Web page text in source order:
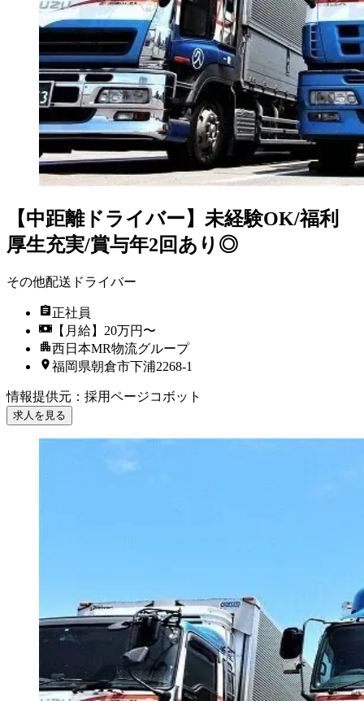
【中距離ドライバー】未経験OK/福利
厚生充実/賞与年2回あり◎
その他配送ドライバー
正社員
【月給】20万円〜
西日本MR物流グループ
福岡県朝倉市下浦2268-1
情報提供元 ： 採用ページコボット
求人を見る